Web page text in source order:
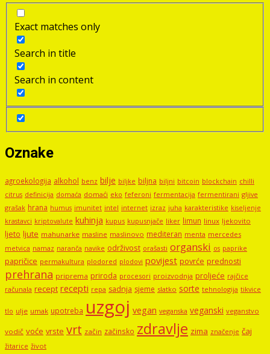
Exact matches only
Search in title
Search in content
Oznake
agroekologija alkohol benz bilje biljke biljna biljni bitcoin blockchain chilli
citrus definicija domaća domaći eko feferoni fermentacija fermentirani gljive
grašak hrana humus imunitet intel internet izraz juha karakteristike kiseljenje
krastavci kriptovalute kuhinja kupus kupusnjače liker limun linux ljekovito
ljeto ljute mahunarke masline maslinovo mediteran menta mercedes
metvica namaz naranča navike održivost orašasti organski os paprike
papričice permakultura plodored plodovi povijest povrće prednosti
prehrana priprema priroda procesori proizvodnja proljeće rajčice
računala recept recepti repa sadnja sjeme slatko sorte tehnologija tikvice
tlo ulje umak upotreba uzgoj vegan veganska veganski veganstvo
vodič voće vrste vrt začin začinsko zdravlje zima značenje čaj
žitarice život